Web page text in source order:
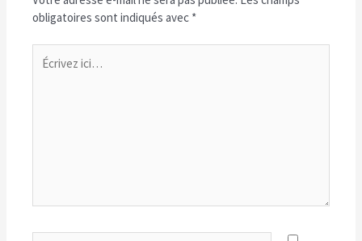
obligatoires sont indiqués avec *
ici…